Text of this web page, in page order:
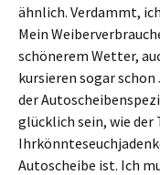
ähnlich. Verdammt,
Mein
schönerem Wetter,
kursieren sogar
der
glücklich sein, wie der
Autoscheibe ist. Ich